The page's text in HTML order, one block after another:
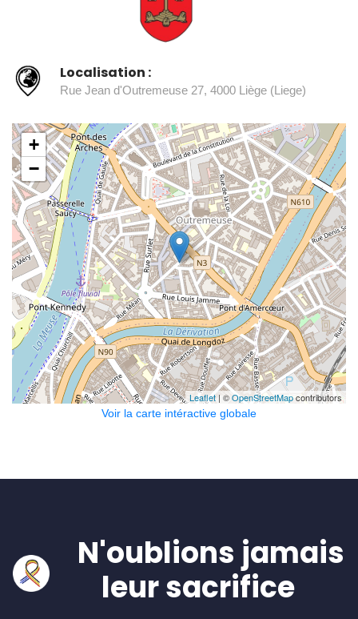
Localisation :
Rue Jean d'Outremeuse 27, 4000 Liège (Liege)
+
−
Leaflet| ©OpenStreetMapcontributors
Voir la carte intéractive globale
N'oublions jamais
leur sacrifice